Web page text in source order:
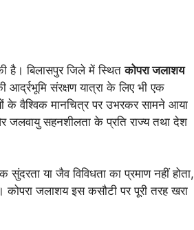
है। बिलासपुर जिले में स्थितकोपरा जलाशय
संरक्षण यात्रा के लिए भी एक
के वैश्विक मानचित्र पर उभरकर सामने आया
जलवायु सहनशीलता के प्रति राज्य तथा देश
या जैव विविधता का प्रमाण नहीं होता,
जलाशय इस कसौटी पर पूरी तरह खरा